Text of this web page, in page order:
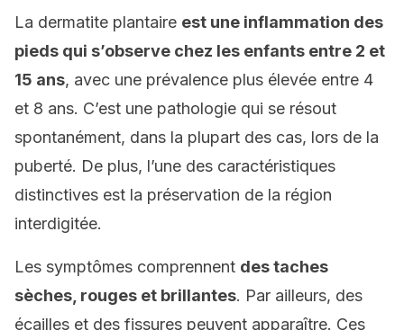
La dermatite plantaire est une inflammation des
pieds qui s’observe chez les enfants entre 2 et
15 ans, avec une prévalence plus élevée entre 4
et 8 ans. C’est une pathologie qui se résout
spontanément, dans la plupart des cas, lors de la
puberté. De plus, l’une des caractéristiques
distinctives est la préservation de la région
interdigitée.
Les symptômes comprennent des taches
sèches, rouges et brillantes. Par ailleurs, des
écailles et des fissures peuvent apparaître. Ces